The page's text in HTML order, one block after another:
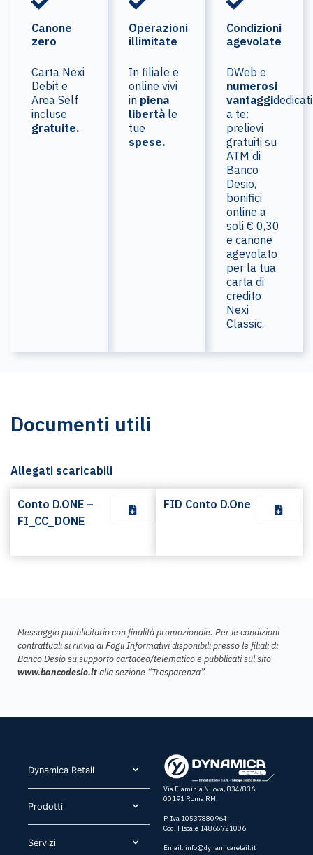
Canone
zero
Carta Nexi
Debit e
Area Self
incluse
gratuite.
Operazioni
illimitate
In filiale e
online vivi
in piena
libertà le
tue
spese.
Condizioni
agevolate
DWeb e
numerosi
vantaggidedicati
a te:
prelievi
gratuiti su
ATM di
Banco
Desio,
bonifici
online a
soli € 0,30
e canone
agevolato
per la tua
carta di
credito
Nexi
Classic.
Documenti utili
Allegati scaricabili
Conto D.ONE –
FI_CC_DONE
FID Conto D.One
Messaggio pubblicitario con finalità promozionale. Per le condizioni
contrattuali si rinvia ai Fogli Informativi disponibili presso le filiali di
Banco Desio su supporto cartaceo/telematico e pubblicati sul sito
www.bancodesio.italla sezione “Trasparenza”.
Dynamica Retail​
Prodotti​
Servizi​
Via Flaminia Nuova, 834/836
00191 Roma RM
P. Iva 10537880964
Cod. FIscale 14865721006
Email: info@dynamicaretail.it